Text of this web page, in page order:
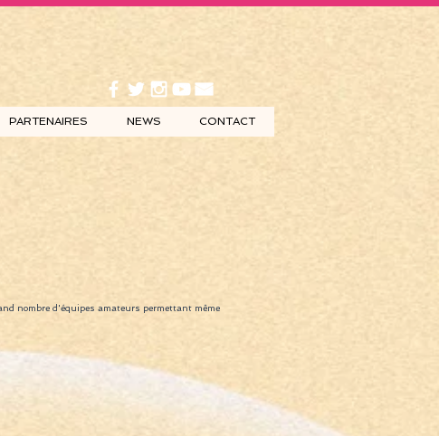
PARTENAIRES NEWS CONTACT
nombre d'équipes amateurs permettant même